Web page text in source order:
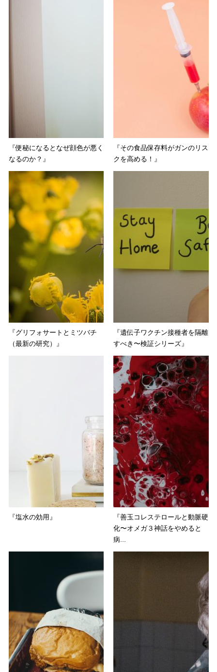
『便秘になるとなぜ顔色が悪く
なるのか？』
『その食品保存料がガンのリス
クを高める！』
『グリフォサートとミツバチ
（最新の研究）』
『遺伝子ワクチン接種者を隔離
すべき〜検証シリーズ』
『塩水の効用』
『善玉コレステロールと動脈硬
化〜オメガ３神話をやめると
病...